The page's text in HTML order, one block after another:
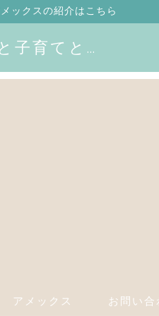
ックスの紹介はこちら
子育てと…
アメックス お問い合